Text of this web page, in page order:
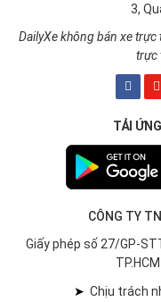
3,
DailyXe không bán xe trực
trực
TẢI
CÔNG TY
Giấy phép số 27/GP-
➤ Chịu trách